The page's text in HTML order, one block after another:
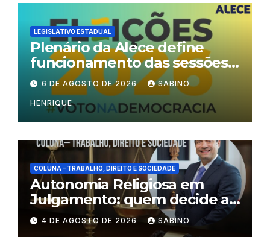
LEGISLATIVO ESTADUAL
Plenário da Alece define
funcionamento das sessões
durante o período eleitoral
6 DE AGOSTO DE 2026 SABINO
HENRIQUE
COLUNA – TRABALHO, DIREITO E SOCIEDADE
Autonomia Religiosa em
Julgamento: quem decide as
regras dentro dos templos?
4 DE AGOSTO DE 2026 SABINO